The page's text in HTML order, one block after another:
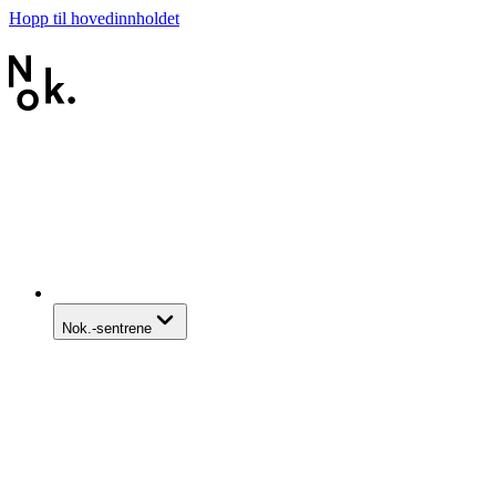
Hopp til hovedinnholdet
Nok.-sentrene